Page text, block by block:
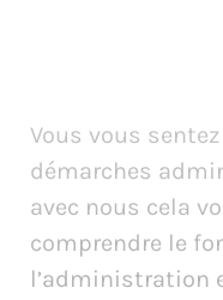
Vous vous
démarches
avec nous cela
comprendre le
l’administration